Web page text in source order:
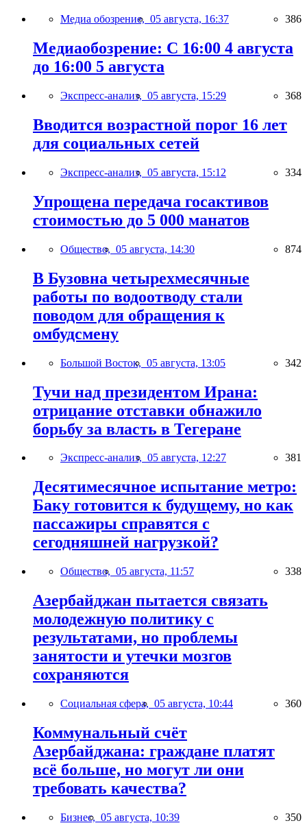
Медиа обозрение, 05 августа, 16:37 386
Медиаобозрение: С 16:00 4 августа
до 16:00 5 августа
Экспресс-анализ, 05 августа, 15:29 368
Вводится возрастной порог 16 лет
для социальных сетей
Экспресс-анализ, 05 августа, 15:12 334
Упрощена передача госактивов
стоимостью до 5 000 манатов
Общество, 05 августа, 14:30 874
В Бузовна четырехмесячные
работы по водоотводу стали
поводом для обращения к
омбудсмену
Большой Восток, 05 августа, 13:05 342
Тучи над президентом Ирана:
отрицание отставки обнажило
борьбу за власть в Тегеране
Экспресс-анализ, 05 августа, 12:27 381
Десятимесячное испытание метро:
Баку готовится к будущему, но как
пассажиры справятся с
сегодняшней нагрузкой?
Общество, 05 августа, 11:57 338
Азербайджан пытается связать
молодежную политику с
результатами, но проблемы
занятости и утечки мозгов
сохраняются
Социальная сфера, 05 августа, 10:44 360
Коммунальный счёт
Азербайджана: граждане платят
всё больше, но могут ли они
требовать качества?
Бизнес, 05 августа, 10:39 350